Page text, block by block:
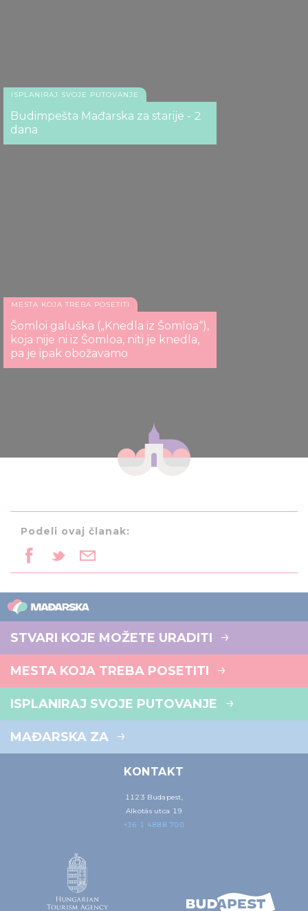
ISPLANIRAJ SVOJE PUTOVANJE
Budimpešta Mađarska za starije - 2
dana
MESTA KOJA TREBA POSETITI
Šomloi galuška („Knedla iz Šomloa“),
koja nije ni iz Šomloa, niti je knedla,
pa je ipak obožavamo
Podeli ovaj članak:
STVARI KOJE MOŽETE URADITI
MESTA KOJA TREBA POSETITI
ISPLANIRAJ SVOJE PUTOVANJE
MAĐARSKA ZA
KONTAKT
1123 Budapest,
Alkotás utca 19
+36 1 4888 700